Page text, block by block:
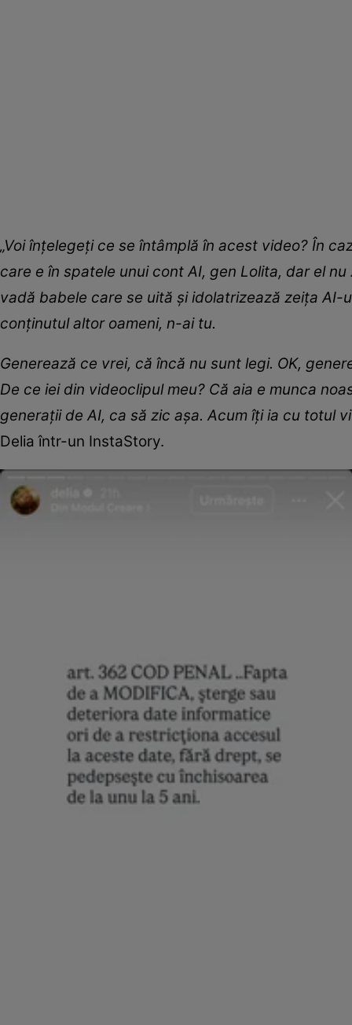
„Voi înțelegeți ce se întâmplă în acest video? În
care e în spatele unui cont AI, gen Lolita, dar el
vadă babele care se uită și idolatrizează zeița
conținutul altor oameni, n-ai tu.
Generează ce vrei, că încă nu sunt legi. OK,
De ce iei din videoclipul meu? Că aia e munca
generații de AI, ca să zic așa. Acum îți ia cu totul
Delia într-un InstaStory.